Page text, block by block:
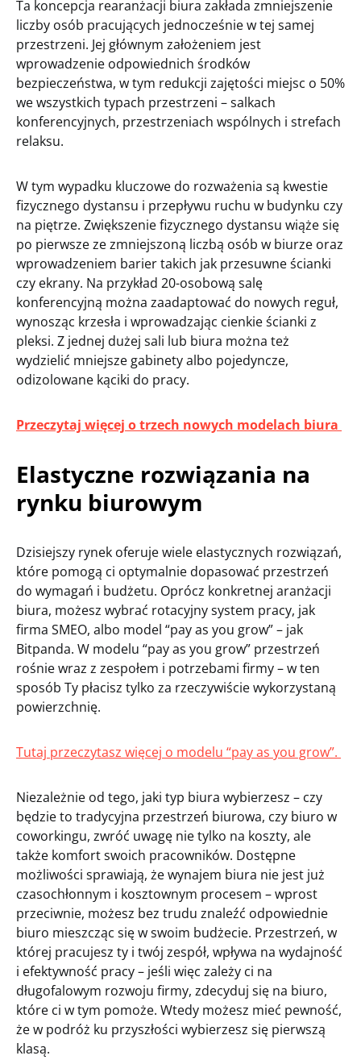
Ta koncepcja rearanżacji biura zakłada zmniejszenie
liczby osób pracujących jednocześnie w tej samej
przestrzeni. Jej głównym założeniem jest
wprowadzenie odpowiednich środków
bezpieczeństwa, w tym redukcji zajętości miejsc o 50%
we wszystkich typach przestrzeni – salkach
konferencyjnych, przestrzeniach wspólnych i strefach
relaksu.
W tym wypadku kluczowe do rozważenia są kwestie
fizycznego dystansu i przepływu ruchu w budynku czy
na piętrze. Zwiększenie fizycznego dystansu wiąże się
po pierwsze ze zmniejszoną liczbą osób w biurze oraz
wprowadzeniem barier takich jak przesuwne ścianki
czy ekrany. Na przykład 20-osobową salę
konferencyjną można zaadaptować do nowych reguł,
wynosząc krzesła i wprowadzając cienkie ścianki z
pleksi. Z jednej dużej sali lub biura można też
wydzielić mniejsze gabinety albo pojedyncze,
odizolowane kąciki do pracy.
Przeczytaj więcej o trzech nowych modelach biura
Elastyczne rozwiązania na
rynku biurowym
Dzisiejszy rynek oferuje wiele elastycznych rozwiązań,
które pomogą ci optymalnie dopasować przestrzeń
do wymagań i budżetu. Oprócz konkretnej aranżacji
biura, możesz wybrać rotacyjny system pracy, jak
firma SMEO, albo model “pay as you grow” – jak
Bitpanda. W modelu “pay as you grow” przestrzeń
rośnie wraz z zespołem i potrzebami firmy – w ten
sposób Ty płacisz tylko za rzeczywiście wykorzystaną
powierzchnię.
Tutaj przeczytasz więcej o modelu “pay as you grow”.
Niezależnie od tego, jaki typ biura wybierzesz – czy
będzie to tradycyjna przestrzeń biurowa, czy biuro w
coworkingu, zwróć uwagę nie tylko na koszty, ale
także komfort swoich pracowników. Dostępne
możliwości sprawiają, że wynajem biura nie jest już
czasochłonnym i kosztownym procesem – wprost
przeciwnie, możesz bez trudu znaleźć odpowiednie
biuro mieszcząc się w swoim budżecie. Przestrzeń, w
której pracujesz ty i twój zespół, wpływa na wydajność
i efektywność pracy – jeśli więc zależy ci na
długofalowym rozwoju firmy, zdecyduj się na biuro,
które ci w tym pomoże. Wtedy możesz mieć pewność,
że w podróż ku przyszłości wybierzesz się pierwszą
klasą.